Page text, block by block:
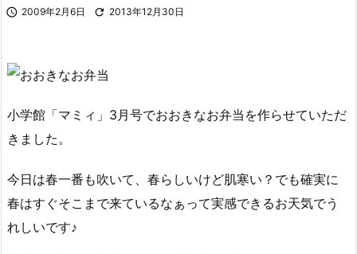
 2009年2月6日  2013年12月30日
小学館「マミィ」3月号でおおきなお弁当を作らせていただ
きました。
今日は春一番も吹いて、春らしいけど肌寒い？でも確実に
春はすぐそこまで来ているなぁって実感できるお天気でう
れしいです♪